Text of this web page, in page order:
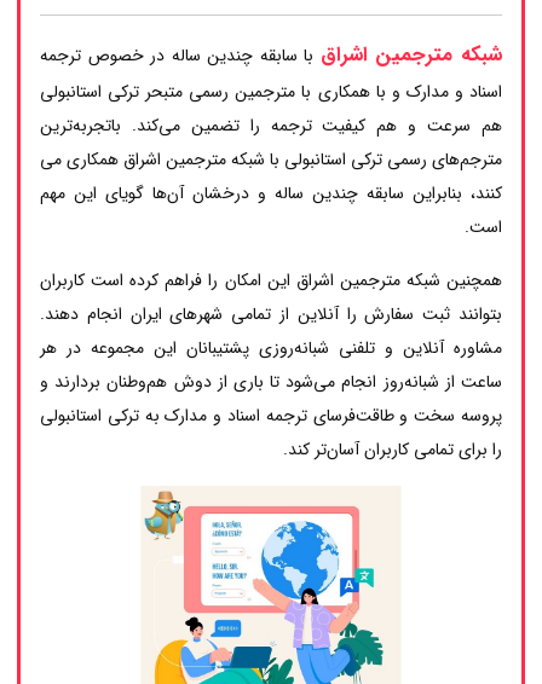
شبکه مترجمین اشراق با سابقه چندین ساله در خصوص ترجمه
اسناد و مدارک و با همکاری با مترجمین رسمی متبحر ترکی استانبولی
هم سرعت و هم کیفیت ترجمه را تضمین می‌کند. باتجربه‌ترین
مترجم‌های رسمی ترکی استانبولی با شبکه مترجمین اشراق همکاری می
کنند، بنابراین سابقه چندین ساله و درخشان آن‌ها گویای این مهم
است.
همچنین شبکه مترجمین اشراق این امکان را فراهم کرده است کاربران
بتوانند ثبت سفارش را آنلاین از تمامی شهرهای ایران انجام دهند.
مشاوره آنلاین و تلفنی شبانه‌روزی پشتیبانان این مجموعه در هر
ساعت از شبانه‌روز انجام می‌شود تا باری از دوش هم‌وطنان بردارند و
پروسه سخت و طاقت‌فرسای ترجمه اسناد و مدارک به ترکی استانبولی
را برای تمامی کاربران آسان‌تر کند.